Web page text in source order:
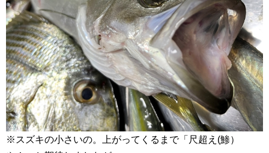
※スズキの小さいの。上がってくるまで「尺超え(鯵）